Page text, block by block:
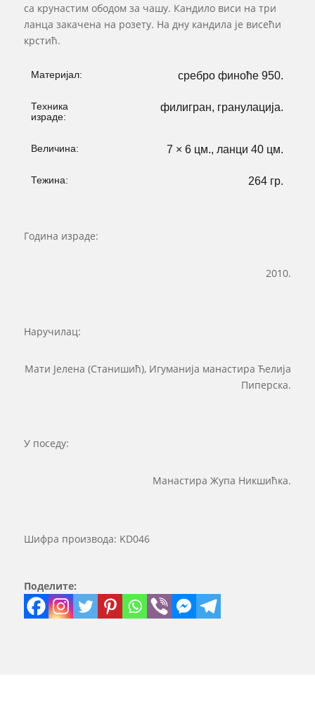
са крунастим ободом за чашу. Кандило виси на три
ланца закачена на розету. На дну кандила је висећи
крстић.
Материјал: сребро финоће 950.
Техника
израде:
филигран, гранулација.
Величина: 7 × 6 цм., ланци 40 цм.
Тежина: 264 гр.
Година израде:
2010.
Наручилац:
Мати Јелена (Станишић), Игуманија манастира Ћелија
Пиперска.
У поседу:
Манастира Жупа Никшићка.
Шифра производа: KD046
Поделите: